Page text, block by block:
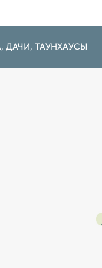
ДАЧИ, ТАУНХАУСЫ